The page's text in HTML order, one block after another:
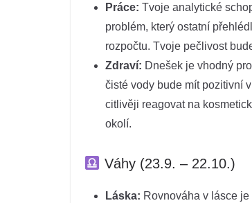
Práce: Tvoje analytické
problém, který ostatní
rozpočtu. Tvoje pečlivost
Zdraví: Dnešek je vhodný
čisté vody bude mít pozitivní
citlivěji reagovat na
okolí.
Váhy (23.9. – 22.10.)
Láska: Rovnováha v lásce